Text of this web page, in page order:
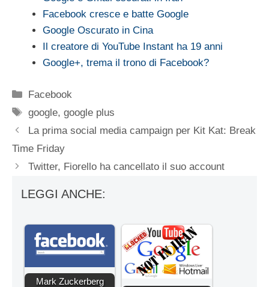
Facebook cresce e batte Google
Google Oscurato in Cina
Il creatore di YouTube Instant ha 19 anni
Google+, trema il trono di Facebook?
Categorie
Facebook
Tag
google,google plus
La prima social media campaign per Kit Kat: Break
Time Friday
Twitter, Fiorello ha cancellato il suo account
LEGGI ANCHE:
Mark Zuckerberg